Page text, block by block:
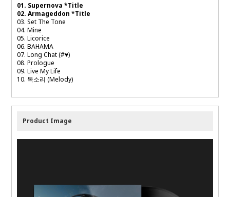
01. Supernova *Title
02. Armageddon *Title
03. Set The Tone
04. Mine
05. Licorice
06. BAHAMA
07. Long Chat (#♥)
08. Prologue
09. Live My Life
10. 목소리 (Melody)
Product Image